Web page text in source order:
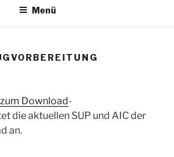
Menü
Download-
die aktuellen SUP und AIC der
an.